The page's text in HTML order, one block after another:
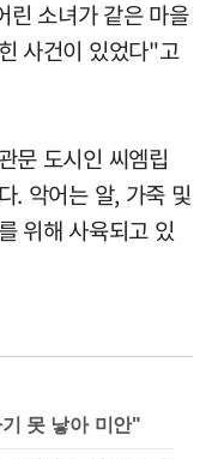
소녀가 같은 마을
사건이 있었다"고
문 도시인 씨엠립
. 악어는 알, 가죽 및
위해 사육되고 있
못 낳아 미안"